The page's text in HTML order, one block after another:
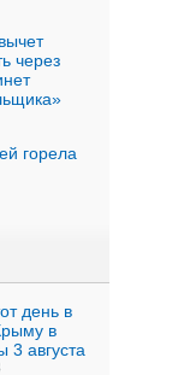
через
горела
день в
в
3 августа